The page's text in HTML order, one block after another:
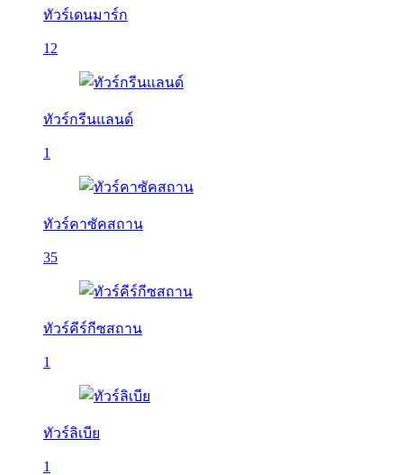
ทัวร์เดนมาร์ก
12
ทัวร์กรีนแลนด์
1
ทัวร์คาซัคสถาน
35
ทัวร์คีร์กีซสถาน
1
ทัวร์ลิเบีย
1